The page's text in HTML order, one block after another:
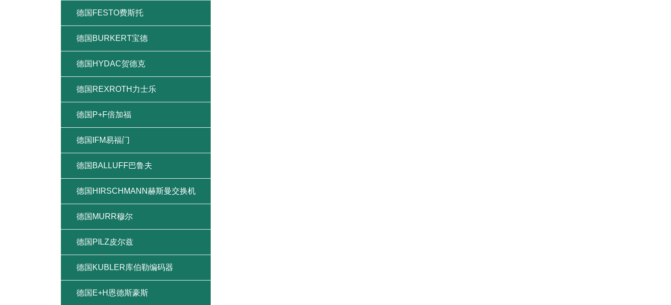
德国FESTO费斯托
德国BURKERT宝德
德国HYDAC贺德克
德国REXROTH力士乐
德国P+F倍加福
德国IFM易福门
德国BALLUFF巴鲁夫
德国HIRSCHMANN赫斯曼交换机
德国MURR穆尔
德国PILZ皮尔兹
德国KUBLER库伯勒编码器
德国E+H恩德斯豪斯